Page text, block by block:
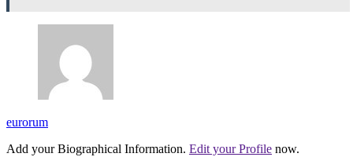
eurorum
Add your Biographical Information. Edit your Profile now.